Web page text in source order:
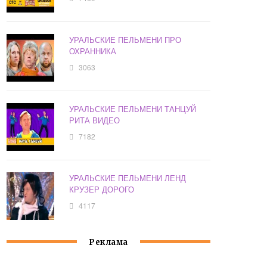
УРАЛЬСКИЕ ПЕЛЬМЕНИ ПРО
ОХРАННИКА
3063
УРАЛЬСКИЕ ПЕЛЬМЕНИ ТАНЦУЙ
РИТА ВИДЕО
7182
УРАЛЬСКИЕ ПЕЛЬМЕНИ ЛЕНД
КРУЗЕР ДОРОГО
4117
Реклама